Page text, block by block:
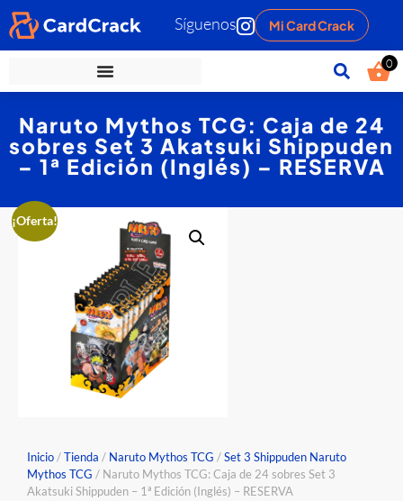
Síguenos Mi Card Crack
0
Naruto Mythos TCG: Caja de 24
sobres Set 3 Akatsuki Shippuden
– 1ª Edición (Inglés) – RESERVA
¡Oferta!
Inicio/Tienda / Naruto Mythos TCG /Set 3 Shippuden Naruto
Mythos TCG / Naruto Mythos TCG: Caja de 24 sobres Set 3
Akatsuki Shippuden – 1ª Edición (Inglés) – RESERVA